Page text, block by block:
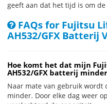
geeft aan dat het tijd is om
FAQs for Fujitsu
AH532/GFX Batterij
Hoe komt het dat mijn
AH532/GFX batterij
Naar mate van gebruik
minder. Door elke dag weer